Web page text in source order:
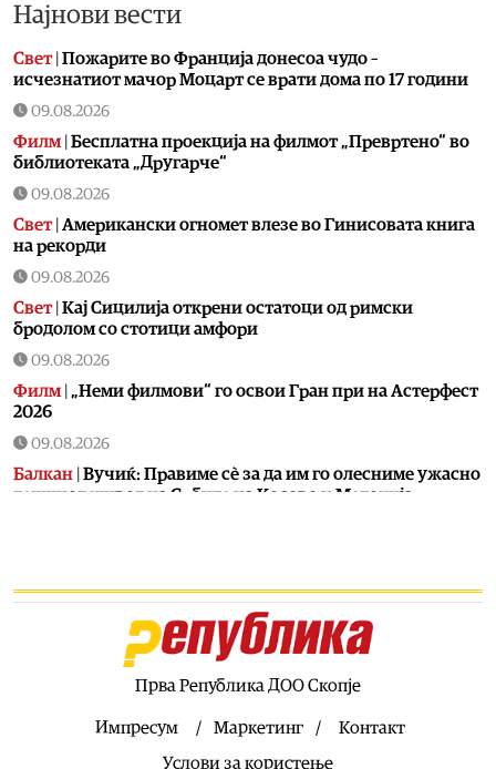
Најнови вести
Свет| Пожарите во Франција донесоа чудо –
исчезнатиот мачор Моцарт се врати дома по 17 години
09.08.2026
Филм Бесплатна проекција на филмот „Превртено“ во
библиотеката „Другарче“
09.08.2026
Свет| Американски огномет влезе во Гинисовата книга
на рекорди
09.08.2026
Свет| Кај Сицилија открени остатоци од римски
бродолом со стотици амфори
09.08.2026
Филм „Неми филмови“ го освои Гран при на Астерфест
2026
09.08.2026
Балкан Вучиќ: Правиме сè за да им го олесниме ужасно
тешкиот живот на Србите на Косово и Метохија
бугарското МНР на разговор
Протестите во Албанија влегоа во 70-ти ден
На граничните премини Табановце, Пелинце
Прва Република ДОО Скопје
Импресум Маркетинг
Контакт
Услови за користење